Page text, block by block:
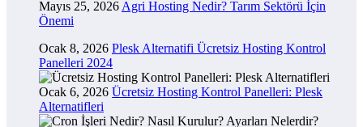
Mayıs 25, 2026 Agri Hosting Nedir? Tarım Sektörü İçin
Önemi
Ocak 8, 2026 Plesk Alternatifi Ücretsiz Hosting Kontrol
Panelleri 2024
Ocak 6, 2026 Ücretsiz Hosting Kontrol Panelleri: Plesk
Alternatifleri